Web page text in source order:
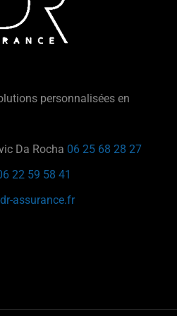
personnalisées en
Da Rocha 06 25 68 28 27
22 59 58 41
assurance.fr